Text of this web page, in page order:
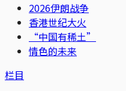
2026伊朗战争
香港世纪大火
“中国有稀土”
情色的未来
栏目